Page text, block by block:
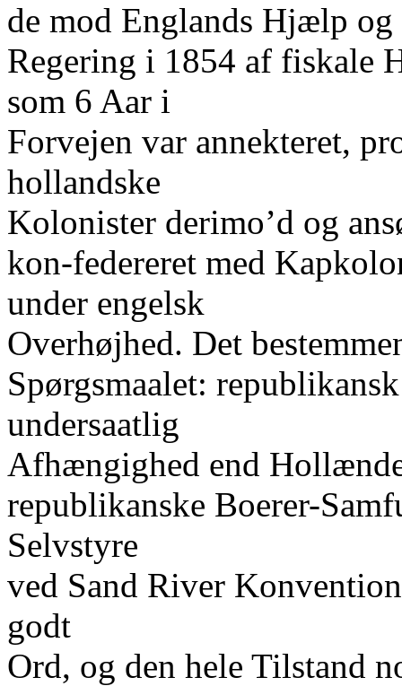
de mod Englands Hjælp og
Regering i 1854 af fiskale
som 6 Aar i
Forvejen var annekteret,
hollandske
Kolonister derimo’d og
kon-federeret med
under engelsk
Overhøjhed. Det
Spørgsmaalet:
undersaatlig
Afhængighed end
republikanske Boerer-
Selvstyre
ved Sand River
godt
Ord, og den hele Tilstand